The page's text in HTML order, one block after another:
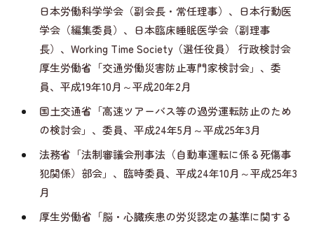
日本労働科学学会（副会長・常任理事）、日本行動医
学会（編集委員）、日本臨床睡眠医学会（副理事
長）、Working Time Society（選任役員） 行政検討会
厚生労働省「交通労働災害防止専門家検討会」、委
員、平成19年10月～平成20年2月
国土交通省「高速ツアーバス等の過労運転防止のため
の検討会」、委員、平成24年5月～平成25年3月
法務省「法制審議会刑事法（自動車運転に係る死傷事
犯関係）部会」、臨時委員、平成24年10月～平成25年3
月
厚生労働省「脳・心臓疾患の労災認定の基準に関する